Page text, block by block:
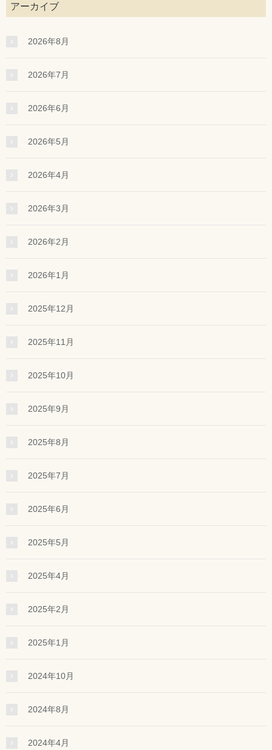
アーカイブ
2026年8月
2026年7月
2026年6月
2026年5月
2026年4月
2026年3月
2026年2月
2026年1月
2025年12月
2025年11月
2025年10月
2025年9月
2025年8月
2025年7月
2025年6月
2025年5月
2025年4月
2025年2月
2025年1月
2024年10月
2024年8月
2024年4月